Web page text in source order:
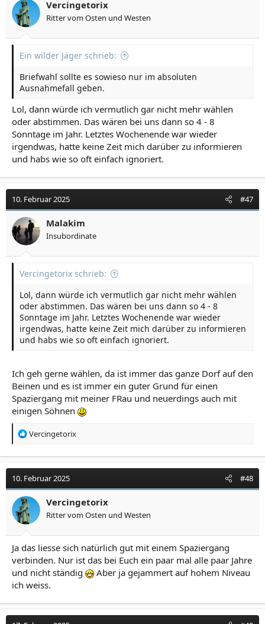
Vercingetorix
Ritter vom Osten und Westen
Ein wilder Jäger schrieb:
Briefwahl sollte es sowieso nur im absoluten
Ausnahmefall geben.
Lol, dann würde ich vermutlich gar nicht mehr wählen
oder abstimmen. Das wären bei uns dann so 4 - 8
Sonntage im Jahr. Letztes Wochenende war wieder
irgendwas, hatte keine Zeit mich darüber zu informieren
und habs wie so oft einfach ignoriert.
10. Februar 2025 #47
Malakim
Insubordinate
Vercingetorix schrieb:
Lol, dann würde ich vermutlich gar nicht mehr wählen
oder abstimmen. Das wären bei uns dann so 4 - 8
Sonntage im Jahr. Letztes Wochenende war wieder
irgendwas, hatte keine Zeit mich darüber zu informieren
und habs wie so oft einfach ignoriert.
Ich geh gerne wählen, da ist immer das ganze Dorf auf den
Beinen und es ist immer ein guter Grund für einen
Spaziergang mit meiner FRau und neuerdings auch mit
einigen Söhnen
R
a
t
i
o
n
e
Vercingetorix
10. Februar 2025 #48
Vercingetorix
Ritter vom Osten und Westen
Ja das liesse sich natürlich gut mit einem Spaziergang
verbinden. Nur ist das bei Euch ein paar mal alle paar Jahre
und nicht ständig
Aber ja gejammert auf hohem Niveau
ich weiss.